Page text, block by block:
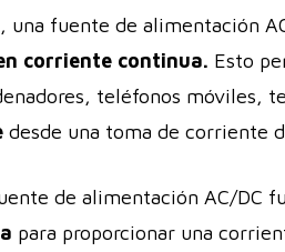
una fuente de alimentación
corriente continua. Esto
teléfonos móviles,
desde una toma de corriente
de alimentación AC/DC
para proporcionar una